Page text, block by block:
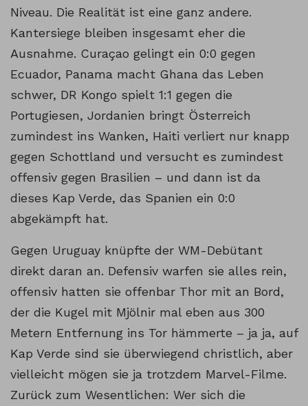
Niveau. Die Realität ist eine ganz andere.
Kantersiege bleiben insgesamt eher die
Ausnahme. Curaçao gelingt ein 0:0 gegen
Ecuador, Panama macht Ghana das Leben
schwer, DR Kongo spielt 1:1 gegen die
Portugiesen, Jordanien bringt Österreich
zumindest ins Wanken, Haiti verliert nur knapp
gegen Schottland und versucht es zumindest
offensiv gegen Brasilien – und dann ist da
dieses Kap Verde, das Spanien ein 0:0
abgekämpft hat.
Gegen Uruguay knüpfte der WM-Debütant
direkt daran an. Defensiv warfen sie alles rein,
offensiv hatten sie offenbar Thor mit an Bord,
der die Kugel mit Mjölnir mal eben aus 300
Metern Entfernung ins Tor hämmerte – ja ja, auf
Kap Verde sind sie überwiegend christlich, aber
vielleicht mögen sie ja trotzdem Marvel-Filme.
Zurück zum Wesentlichen: Wer sich die